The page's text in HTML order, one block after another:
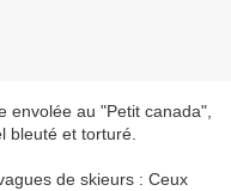
envolée au "Petit canada",
bleuté et torturé.
de skieurs : Ceux